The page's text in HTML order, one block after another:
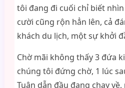
tôi đang đi cuối chỉ biết
cười cũng rộn hẳn lên, cả
khách du lịch, một sự khởi
Chờ mãi không thấy 3 đứa
chúng tôi đứng chờ, 1 lúc
Tuân dẫn đầu đang chạy